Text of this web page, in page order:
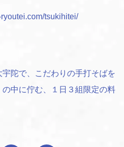
tsukihitei/
陀で、こだわりの手打そばを
中に佇む、１日３組限定の料